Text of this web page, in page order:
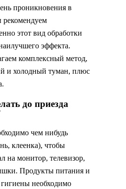
проникновения в
этот вид обработки
эффекта.
комплексный метод,
и холодный туман, плюс
до приезда
чем нибудь
клеенка), чтобы
на монитор, телевизор,
Продукты питания и
необходимо